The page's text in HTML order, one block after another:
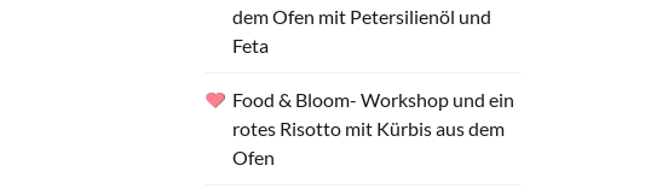
dem Ofen mit Petersilienöl und
Feta
Food & Bloom- Workshop und ein
rotes Risotto mit Kürbis aus dem
Ofen